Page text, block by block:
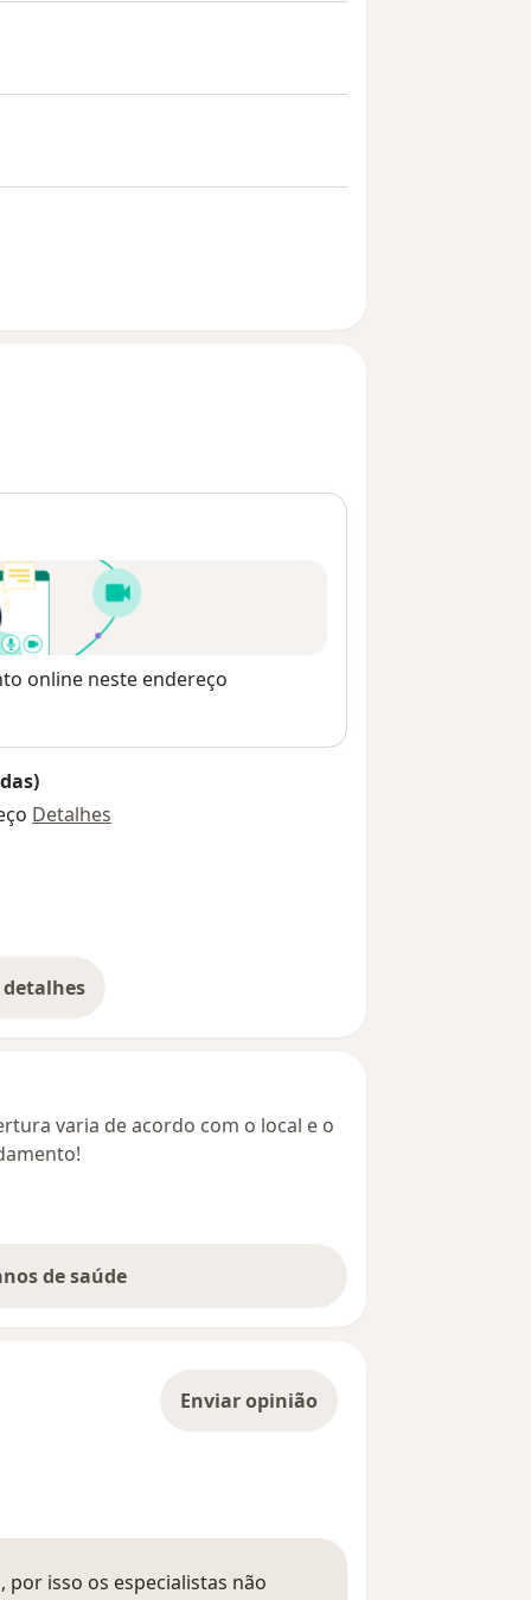
online neste endereço
Detalhes
o endereço
varia de acordo com o local e o
de saúde
Enviar opinião
isso os especialistas não